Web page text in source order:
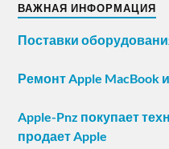
ВАЖНАЯ ИНФОРМАЦИЯ
Поставки
Ремонт Apple MacBook
Apple-Pnz покупает
продает Apple